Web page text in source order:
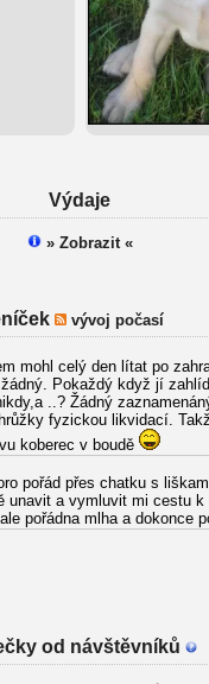
Výdaje
» Zobrazit «
vývoj počasí
mohl celý den lítat po
Pokaždý když jí
..? Žádný
fyzickou likvidací.
koberec v boudě
pořád přes chatku s
a vymluvit mi cestu
pořádna mlha a dokonce
od návštěvníků